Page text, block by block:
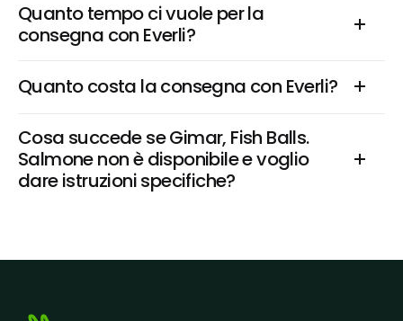
Quanto tempo ci vuole per la
consegna con Everli?
Quanto costa la consegna con Everli?
Cosa succede se Gimar, Fish Balls.
Salmone non è disponibile e voglio
dare istruzioni specifiche?